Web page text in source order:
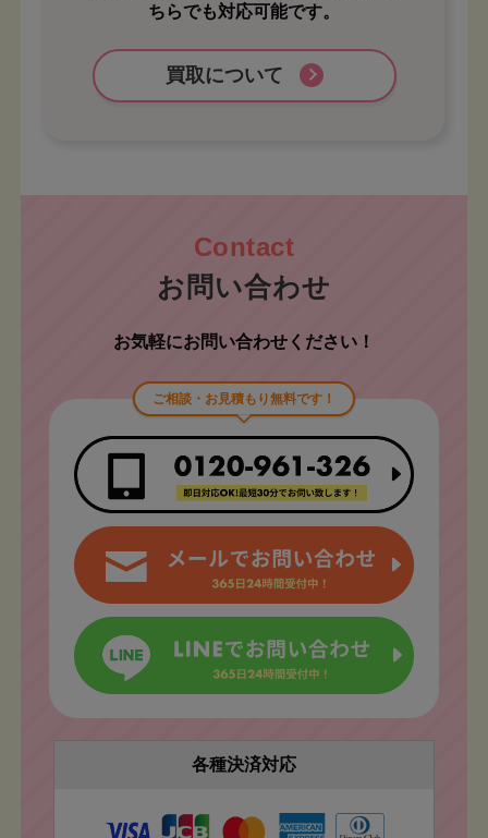
ちらでも対応可能です。
買取について
お問い合わせ
お気軽にお問い合わせください！
ご相談・お見積もり無料です！
各種決済対応